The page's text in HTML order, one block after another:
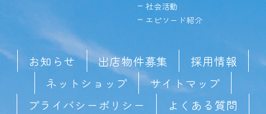
社会活動
エピソード紹介
お知らせ 出店物件募集
採用情報
ネットショップ
サイトマップ
プライバシーポリシー
よくある質問